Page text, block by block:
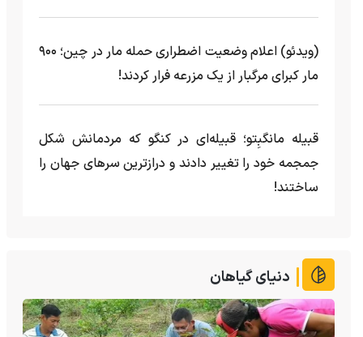
(ویدئو) اعلام وضعیت اضطراری حمله مار‌ در چین؛ ۹۰۰
مار کبرای مرگبار از یک مزرعه‌ فرار کردند!
قبیله مانگبِتو؛ قبیله‌ای در کنگو که مردمانش شکل
جمجمه خود را تغییر دادند و درازترین سرهای جهان را
ساختند!
دنیای گیاهان